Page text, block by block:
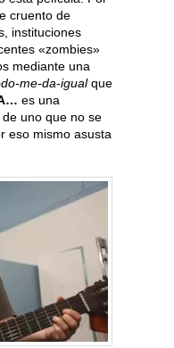
cruento de
instituciones
«zombies»
mediante una
me-da-igualque
es una
uno que no se
eso mismo asusta